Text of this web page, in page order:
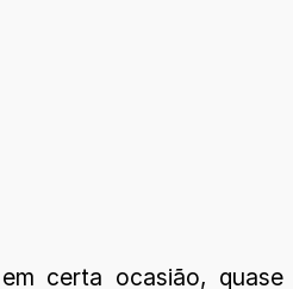
certa ocasião, quase